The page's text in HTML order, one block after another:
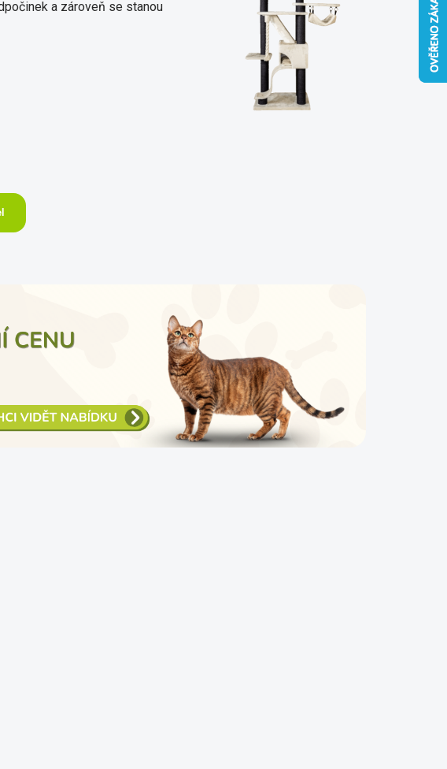
a zároveň se stanou